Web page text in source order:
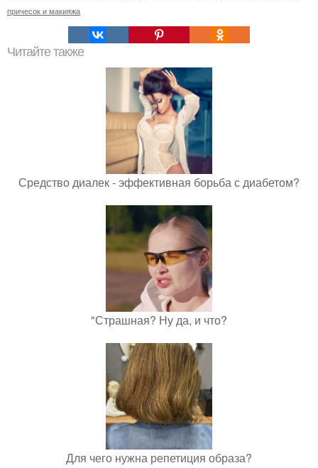
причесок и макияжа
Читайте также
Средство диалек - эффективная борьба с диабетом?
"Страшная? Ну да, и что?
Для чего нужна репетиция образа?